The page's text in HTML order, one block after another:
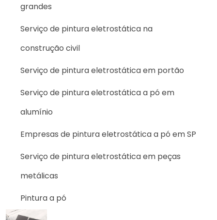
grandes
Serviço de pintura eletrostática na
construção civil
Serviço de pintura eletrostática em portão
Serviço de pintura eletrostática a pó em
alumínio
Empresas de pintura eletrostática a pó em SP
Serviço de pintura eletrostática em peças
metálicas
Pintura a pó